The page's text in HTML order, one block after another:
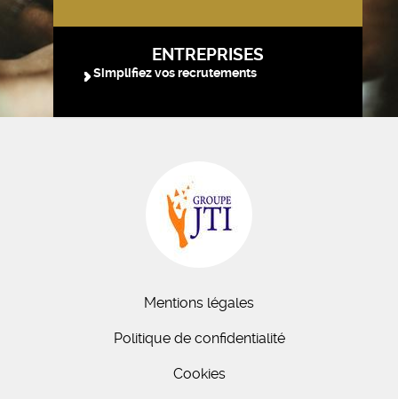
ENTREPRISES
Simplifiez vos recrutements
Mentions légales
Politique de confidentialité
Cookies